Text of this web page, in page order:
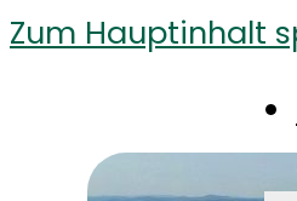
Zum Hauptinhalt